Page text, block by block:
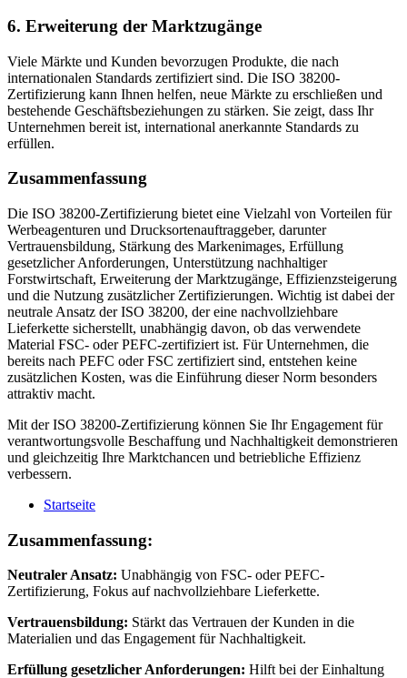
6. Erweiterung der Marktzugänge
Viele Märkte und Kunden bevorzugen Produkte, die nach
internationalen Standards zertifiziert sind. Die ISO 38200-
Zertifizierung kann Ihnen helfen, neue Märkte zu erschließen und
bestehende Geschäftsbeziehungen zu stärken. Sie zeigt, dass Ihr
Unternehmen bereit ist, international anerkannte Standards zu
erfüllen.
Zusammenfassung
Die ISO 38200-Zertifizierung bietet eine Vielzahl von Vorteilen für
Werbeagenturen und Drucksortenauftraggeber, darunter
Vertrauensbildung, Stärkung des Markenimages, Erfüllung
gesetzlicher Anforderungen, Unterstützung nachhaltiger
Forstwirtschaft, Erweiterung der Marktzugänge, Effizienzsteigerung
und die Nutzung zusätzlicher Zertifizierungen. Wichtig ist dabei der
neutrale Ansatz der ISO 38200, der eine nachvollziehbare
Lieferkette sicherstellt, unabhängig davon, ob das verwendete
Material FSC- oder PEFC-zertifiziert ist. Für Unternehmen, die
bereits nach PEFC oder FSC zertifiziert sind, entstehen keine
zusätzlichen Kosten, was die Einführung dieser Norm besonders
attraktiv macht.
Mit der ISO 38200-Zertifizierung können Sie Ihr Engagement für
verantwortungsvolle Beschaffung und Nachhaltigkeit demonstrieren
und gleichzeitig Ihre Marktchancen und betriebliche Effizienz
verbessern.
Startseite
Zusammenfassung:
Neutraler Ansatz: Unabhängig von FSC- oder PEFC-
Zertifizierung, Fokus auf nachvollziehbare Lieferkette.
Vertrauensbildung: Stärkt das Vertrauen der Kunden in die
Materialien und das Engagement für Nachhaltigkeit.
Erfüllung gesetzlicher Anforderungen: Hilft bei der Einhaltung